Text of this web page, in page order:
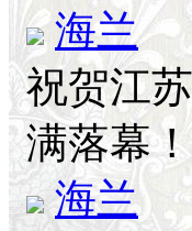
海兰
祝贺江
满落幕
海兰